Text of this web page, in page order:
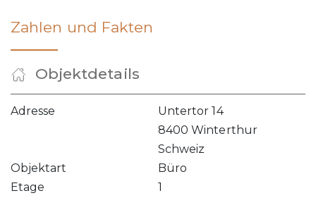
Zahlen und Fakten
Objektdetails
Adresse
Untertor 14
8400 Winterthur
Schweiz
Objektart
Büro
Etage
1